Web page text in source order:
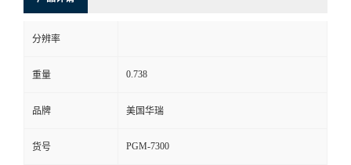
系
分辨率
重量 0.738
品牌 美国华瑞
货号 PGM-7300